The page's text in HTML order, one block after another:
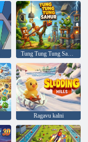
Tung Tung Tung Sahur Vs Zombie
Ragavu kalni